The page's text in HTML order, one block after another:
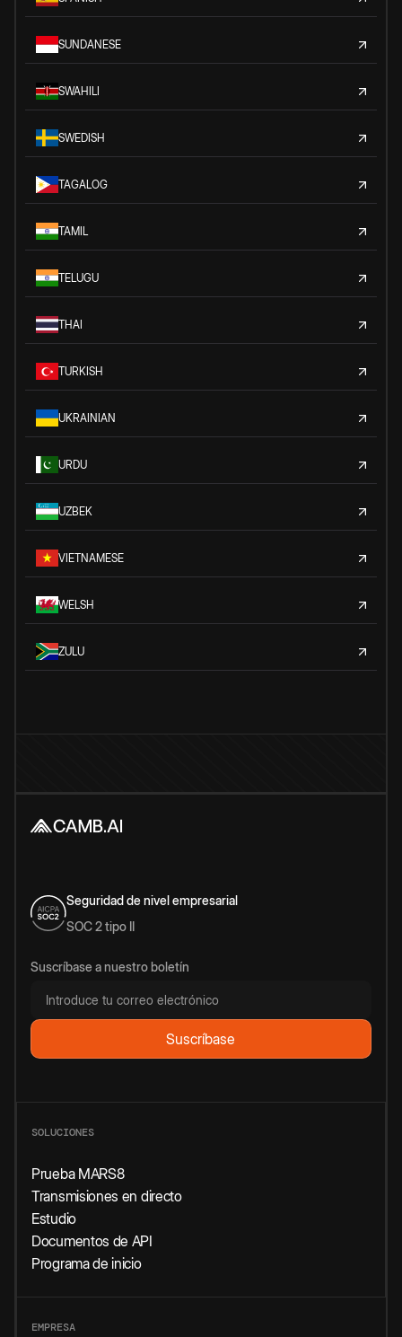
SUNDANESE
SWAHILI
SWEDISH
TAGALOG
TAMIL
TELUGU
THAI
TURKISH
UKRAINIAN
URDU
UZBEK
VIETNAMESE
WELSH
ZULU
Seguridad de nivel empresarial
SOC 2 tipo II
Suscríbase a nuestro boletín
SOLUCIONES
Prueba MARS8
Transmisiones en directo
Estudio
Documentos de API
Programa de inicio
EMPRESA